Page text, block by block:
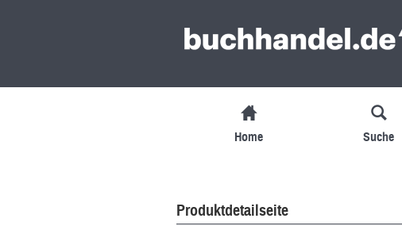
Home Suche
Produktdetailseite